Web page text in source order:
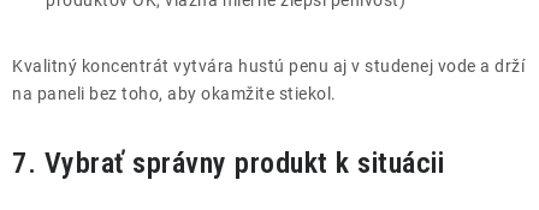
Kvalitný koncentrát vytvára hustú penu aj v studenej vode a drží
na paneli bez toho, aby okamžite stiekol.
7. Vybrať správny produkt k situácii